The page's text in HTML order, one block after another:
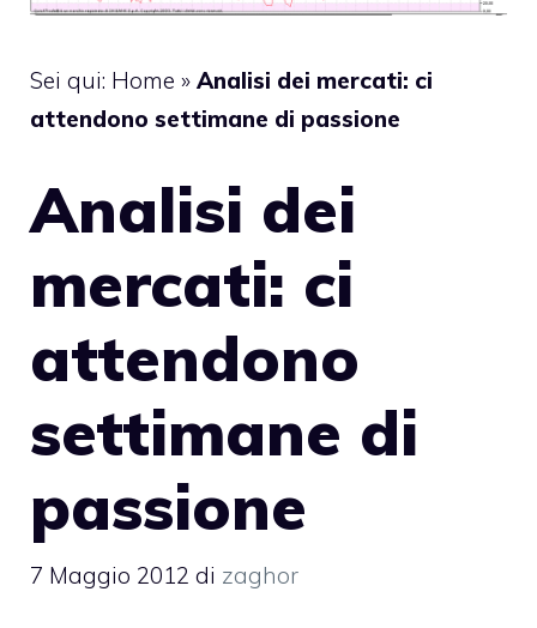
Sei qui: Home » Analisi dei mercati: ci
attendono settimane di passione
Analisi dei
mercati: ci
attendono
settimane di
passione
7 Maggio 2012 di zaghor